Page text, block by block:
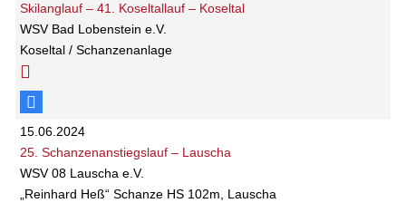
Skilanglauf – 41. Koseltallauf – Koseltal
WSV Bad Lobenstein e.V.
Koseltal / Schanzenanlage
15.06.2024
25. Schanzenanstiegslauf – Lauscha
WSV 08 Lauscha e.V.
„Reinhard Heß“ Schanze HS 102m, Lauscha